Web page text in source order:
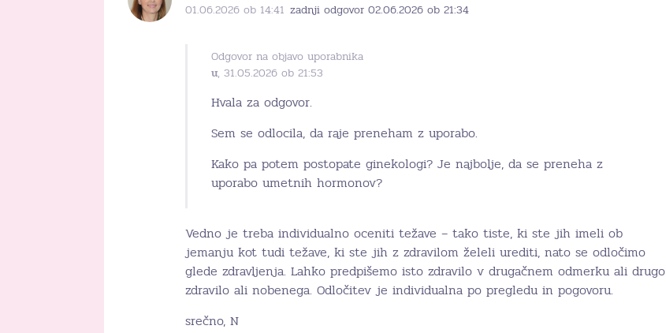
01.06.2026 ob 14:41 zadnji odgovor 02.06.2026 ob 21:34
Odgovor na objavo uporabnika
u, 31.05.2026 ob 21:53
Hvala za odgovor.
Sem se odlocila, da raje preneham z uporabo.
Kako pa potem postopate ginekologi? Je najbolje, da se preneha z
uporabo umetnih hormonov?
Vedno je treba individualno oceniti težave – tako tiste, ki ste jih imeli ob
jemanju kot tudi težave, ki ste jih z zdravilom želeli urediti, nato se odločimo
glede zdravljenja. Lahko predpišemo isto zdravilo v drugačnem odmerku ali drugo
zdravilo ali nobenega. Odločitev je individualna po pregledu in pogovoru.
srečno, N